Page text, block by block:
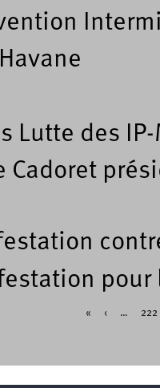
Lutte des IP-
Cadoret
pour
« ‹ … 222